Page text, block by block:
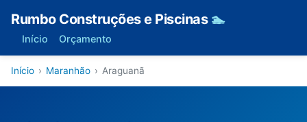
Rumbo Construções e Piscinas 🏊
Início Orçamento
Início › Maranhão › Araguanã